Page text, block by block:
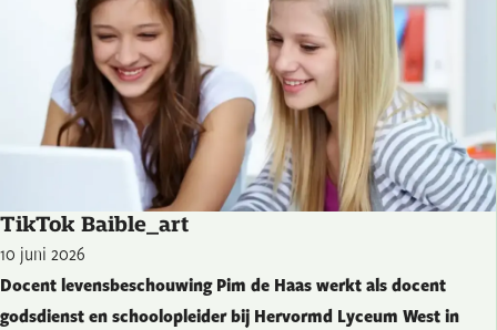
TikTok Baible_art
10 juni 2026
Docent levensbeschouwing Pim de Haas werkt als docent
godsdienst en schoolopleider bij Hervormd Lyceum West in